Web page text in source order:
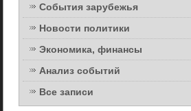
События зарубежья
Новости политики
Экономика, финансы
Анализ событий
Все записи